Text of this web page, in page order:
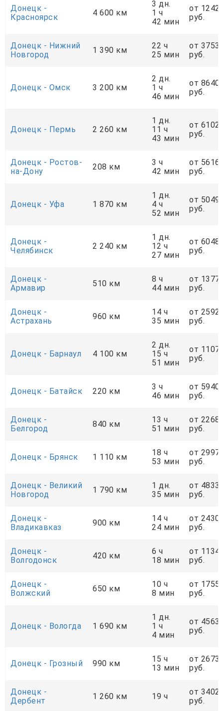
Донецк -
Красноярск
4 600 км
3 дн.
1 ч
42 мин
от
руб.
Донецк - Нижний
Новгород
1 390 км
22 ч
25 мин
от
руб.
Донецк - Омск 3 200 км
2 дн.
1 ч
46 мин
от
руб.
Донецк - Пермь 2 260 км
1 дн.
11 ч
43 мин
от
руб.
Донецк - Ростов-
на-Дону
208 км
3 ч
42 мин
от 5616
руб.
Донецк - Уфа 1 870 км
1 дн.
4 ч
52 мин
от
руб.
Донецк -
Челябинск
2 240 км
1 дн.
12 ч
27 мин
от
руб.
Донецк -
Армавир
510 км
8 ч
44 мин
от
руб.
Донецк -
Астрахань
960 км
14 ч
35 мин
от
руб.
Донецк - Барнаул 4 100 км
2 дн.
15 ч
51 мин
от
руб.
Донецк - Батайск 220 км
3 ч
46 мин
от 5940
руб.
Донецк -
Белгород
840 км
13 ч
51 мин
от
руб.
Донецк - Брянск 1 110 км
18 ч
53 мин
от
руб.
Донецк - Великий
Новгород
1 790 км
1 дн.
35 мин
от
руб.
Донецк -
Владикавказ
900 км
14 ч
24 мин
от
руб.
Донецк -
Волгодонск
420 км
6 ч
18 мин
от
руб.
Донецк -
Волжский
650 км
10 ч
8 мин
от
руб.
Донецк - Вологда 1 690 км
1 дн.
1 ч
4 мин
от
руб.
Донецк - Грозный 990 км
15 ч
13 мин
от
руб.
Донецк -
Дербент
1 260 км 19 ч
от
руб.